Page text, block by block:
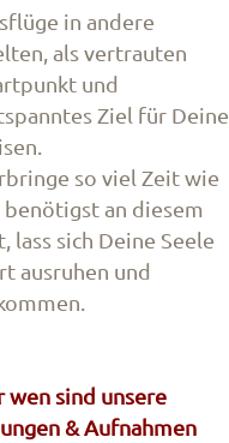
in andere
als vertrauten
und
Ziel für Deine
so viel Zeit wie
benötigst an diesem
lass sich Deine Seele
ausruhen und
wen sind unsere
& Aufnahmen